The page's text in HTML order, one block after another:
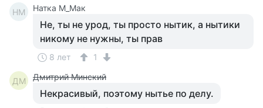
НМ Натка М_Мак
Не, ты не урод, ты просто нытик, а нытики
никому не нужны, ты прав
8 лет 1
ДМ Дмитрий Минский
Некрасивый, поэтому нытье по делу.